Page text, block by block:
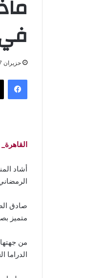
في
حزيران 7, 2018, 1:45 ص
فيسبوك
القاهرة_ Gololy
صادق
متميز
من
الدراما